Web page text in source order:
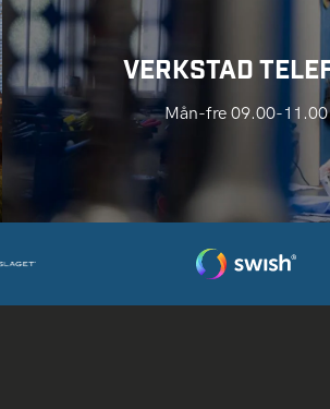
VERKSTAD
Mån-fre 09.00-11.00